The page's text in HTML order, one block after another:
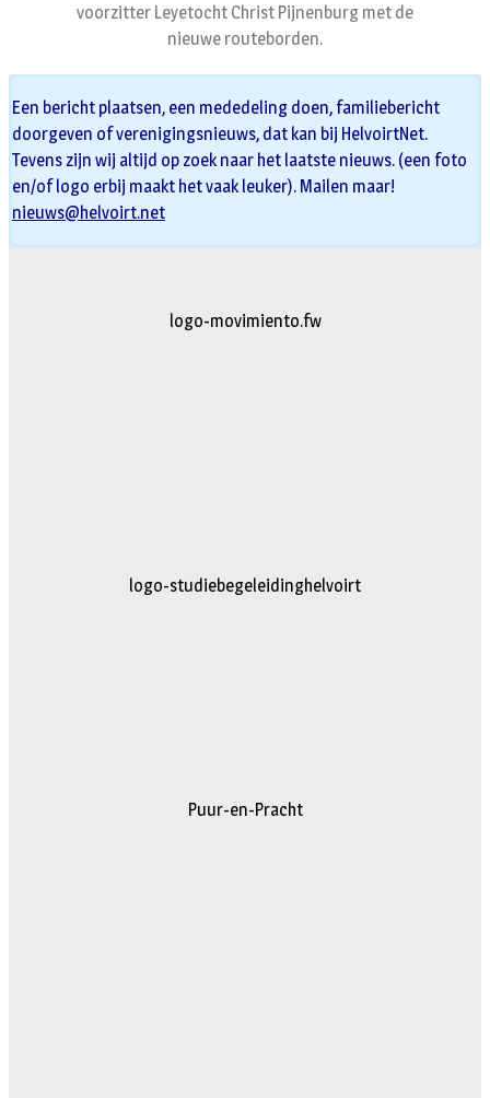
voorzitter Leyetocht Christ Pijnenburg met de
nieuwe routeborden.
Een bericht plaatsen, een mededeling doen, familiebericht
doorgeven of verenigingsnieuws, dat kan bij HelvoirtNet.
Tevens zijn wij altijd op zoek naar het laatste nieuws. (een foto
en/of logo erbij maakt het vaak leuker). Mailen maar!
nieuws@helvoirt.net
logo-movimiento.fw
logo-studiebegeleidinghelvoirt
Puur-en-Pracht